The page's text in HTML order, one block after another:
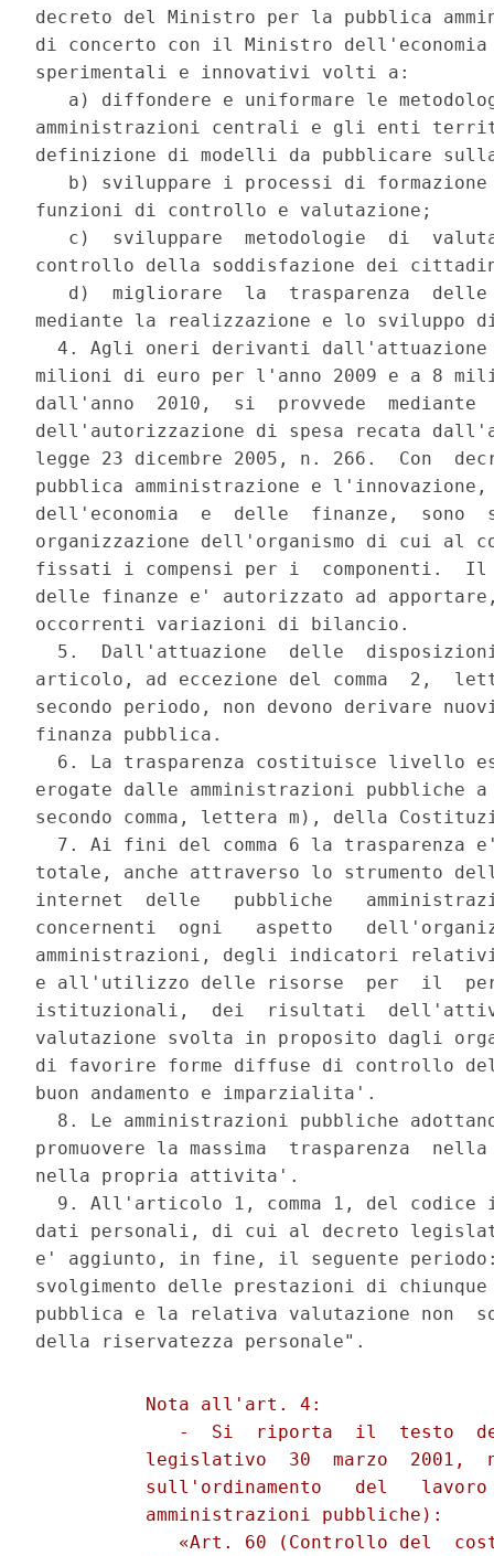
          Nota all'art. 4:
-  Si  riporta  il  testo
legislativo  30  marzo  2001,
sull'ordinamento   del
          amministrazioni pubbliche):
«Art. 60 (Controllo del